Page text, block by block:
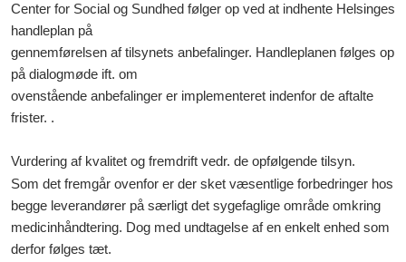
Center for Social og Sundhed følger op ved at indhente Helsinges
handleplan på
gennemførelsen af tilsynets anbefalinger. Handleplanen følges op
på dialogmøde ift. om
ovenstående anbefalinger er implementeret indenfor de aftalte
frister. .
Vurdering af kvalitet og fremdrift vedr. de opfølgende tilsyn.
Som det fremgår ovenfor er der sket væsentlige forbedringer hos
begge leverandører på særligt det sygefaglige område omkring
medicinhåndtering. Dog med undtagelse af en enkelt enhed som
derfor følges tæt.